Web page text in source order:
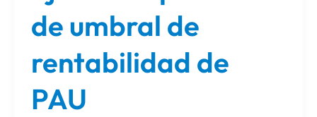
de umbral de
rentabilidad de
PAU